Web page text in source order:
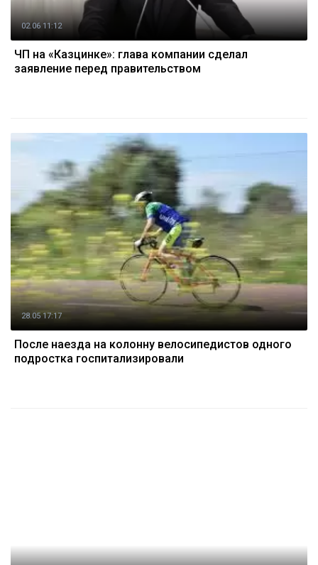
02.06 11:12
ЧП на «Казцинке»: глава компании сделал
заявление перед правительством
28.05 17:17
После наезда на колонну велосипедистов одного
подростка госпитализировали